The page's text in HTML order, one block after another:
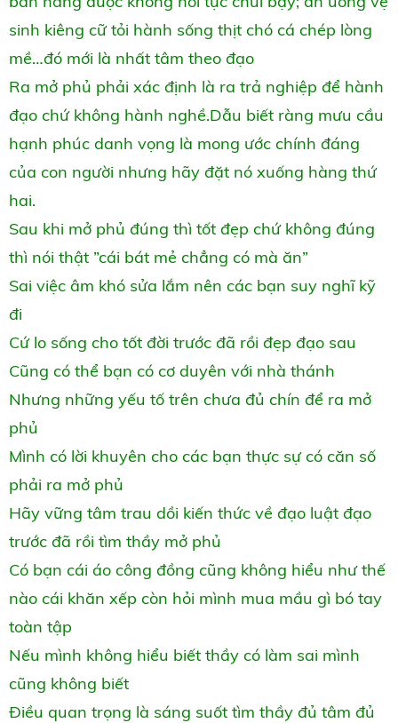
sinh kiêng cữ tỏi hành sống thịt chó cá chép lòng
mề…đó mới là nhất tâm theo đạo
Ra mở phủ phải xác định là ra trả nghiệp để hành
đạo chứ không hành nghề.Dẫu biết ràng mưu cầu
hạnh phúc danh vọng là mong ước chính đáng
của con người nhưng hãy đặt nó xuống hàng thứ
hai.
Sau khi mở phủ đúng thì tốt đẹp chứ không đúng
thì nói thật ”cái bát mẻ chẳng có mà ăn”
Sai việc âm khó sửa lắm nên các bạn suy nghĩ kỹ
đi
Cứ lo sống cho tốt đời trước đã rồi đẹp đạo sau
Cũng có thể bạn có cơ duyên với nhà thánh
Nhưng những yếu tố trên chưa đủ chín để ra mở
phủ
Mình có lời khuyên cho các bạn thực sự có căn số
phải ra mở phủ
Hãy vững tâm trau dồi kiến thức về đạo luật đạo
trước đã rồi tìm thầy mở phủ
Có bạn cái áo công đồng cũng không hiểu như thế
nào cái khăn xếp còn hỏi mình mua mầu gì bó tay
toàn tập
Nếu mình không hiểu biết thầy có làm sai mình
cũng không biết
Điều quan trọng là sáng suốt tìm thầy đủ tâm đủ